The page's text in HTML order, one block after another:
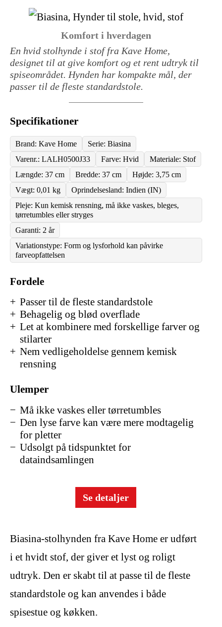
Komfort i hverdagen
En hvid stolhynde i stof fra Kave Home,
designet til at give komfort og et rent udtryk til
spiseområdet. Hynden har kompakte mål, der
passer til de fleste standardstole.
Biasina-stolhynden fra Kave Home er udført
i et hvidt stof, der giver et lyst og roligt
udtryk. Den er skabt til at passe til de fleste
standardstole og kan anvendes i både
spisestue og køkken.
Fordele
Passer til de fleste standardstole
Behagelig og blød overflade
Let at kombinere med forskellige farver og
stilarter
Nem vedligeholdelse gennem kemisk
rensning
Ulemper
Må ikke vaskes eller tørretumbles
Den lyse farve kan være mere modtagelig
for pletter
Udsolgt på tidspunktet for
dataindsamlingen
Specifikationer
Brand: Kave Home
Serie: Biasina
Varenr.: LALH0500J33
Farve: Hvid
Materiale: Stof
Længde: 37 cm
Bredde: 37 cm
Højde: 3,75 cm
Vægt: 0,01 kg
Oprindelsesland: Indien (IN)
Pleje: Kun kemisk rensning, må ikke vaskes, bleges,
tørretumbles eller stryges
Garanti: 2 år
Variationstype: Form og lysforhold kan påvirke
farveopfattelsen
Se detaljer